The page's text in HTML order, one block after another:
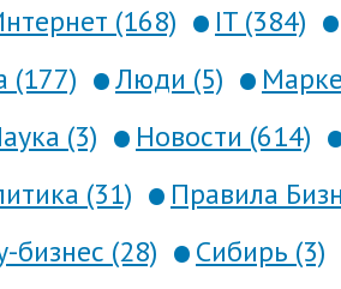
(168) IT (384)
(177) Люди (5)
(3) Новости (614)
(31) Правила
бизнес (28) Сибирь (3)